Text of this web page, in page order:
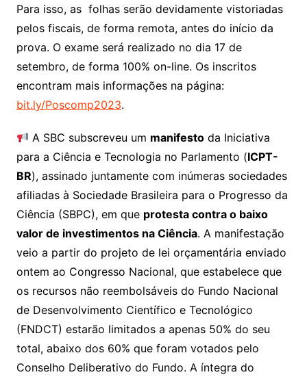
Para isso, as folhas serão devidamente vistoriadas
pelos fiscais, de forma remota, antes do início da
prova. O exame será realizado no dia 17 de
setembro, de forma 100% on-line. Os inscritos
encontram mais informações na página:
bit.ly/Poscomp2023.
A SBC subscreveu um manifesto da Iniciativa
para a Ciência e Tecnologia no Parlamento (ICPT-
BR), assinado juntamente com inúmeras sociedades
afiliadas à Sociedade Brasileira para o Progresso da
Ciência (SBPC), em que protesta contra o baixo
valor de investimentos na Ciência. A manifestação
veio a partir do projeto de lei orçamentária enviado
ontem ao Congresso Nacional, que estabelece que
os recursos não reembolsáveis do Fundo Nacional
de Desenvolvimento Científico e Tecnológico
(FNDCT) estarão limitados a apenas 50% do seu
total, abaixo dos 60% que foram votados pelo
Conselho Deliberativo do Fundo. A íntegra do